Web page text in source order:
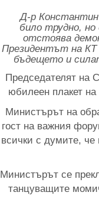
Д-р Константин
било трудно,
отстоява
Президентът на КТ
бъдещето и
Председателят на
юбилеен плакет
Министърът на
гост на важния
всички с думите, че
Министърът се
танцуващите